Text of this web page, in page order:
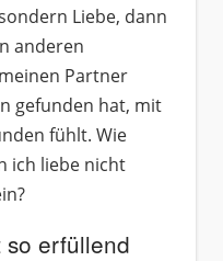
Liebe, dann
anderen
Partner
gefunden hat, mit
fühlt. Wie
ich liebe nicht
erfüllend